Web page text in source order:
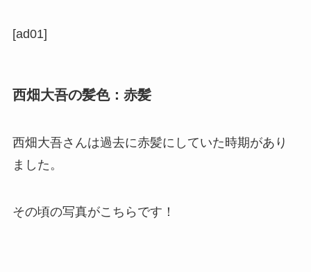
[ad01]
西畑大吾の髪色：赤髪
西畑大吾さんは過去に赤髪にしていた時期があり
ました。
その頃の写真がこちらです！